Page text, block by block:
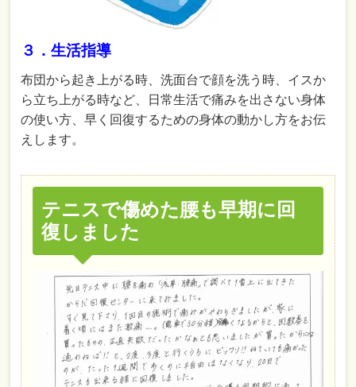
３．生活指導
布団から起き上がる時、洗面台で顔を洗う時、イスか
ら立ち上がる時など、日常生活で痛みを出さない身体
の使い方、早く回復するための身体の動かし方をお伝
えします。
テニスで傷めた腰も早期に回
復しました